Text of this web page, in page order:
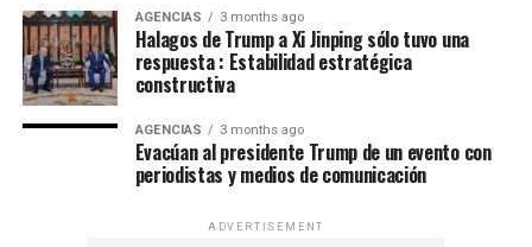
AGENCIAS 3 months ago
Halagos de Trump a Xi Jinping sólo tuvo una
respuesta : Estabilidad estratégica
constructiva
AGENCIAS 3 months ago
Evacúan al presidente Trump de un evento con
periodistas y medios de comunicación
ADVERTISEMENT